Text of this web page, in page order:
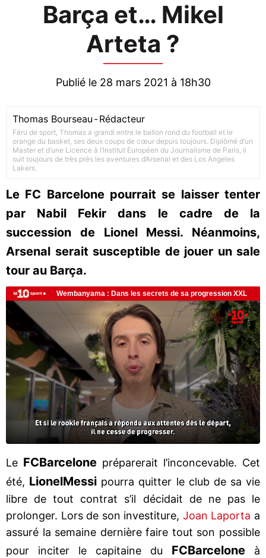
Barça et… Mikel
Arteta ?
Publié le 28 mars 2021 à 18h30
Thomas Bourseau -Rédacteur
Féru de sport, Thomas a grandi entre le ballon rond du football et le
orange du basket, ses deux coups de cœur depuis toujours. Diplômé d’un
Master et d’une Licence à l’Institut Européen du Journalisme de Paris, il
suit toujours de très près les aventures d’Arsenal et des Los Angeles
Lakers.
Le FC Barcelone pourrait se laisser tenter
par Nabil Fekir dans le cadre de la
succession de Lionel Messi. Néanmoins,
Arsenal serait susceptible de jouer un sale
tour au Barça.
Le FCBarcelone préparerait l’inconcevable. Cet
été, LionelMessi pourra quitter le club de sa vie
libre de tout contrat s’il décidait de ne pas le
prolonger. Lors de son investiture, Joan Laporta a
assuré la semaine dernière faire tout son possible
pour inciter le capitaine du FCBarcelone à